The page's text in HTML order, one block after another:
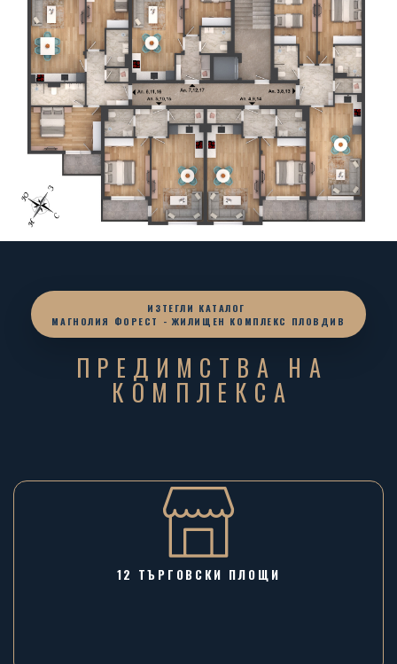
ИЗТЕГЛИ КАТАЛОГ
МАГНОЛИЯ ФОРЕСТ - ЖИЛИЩЕН КОМПЛЕКС ПЛОВДИВ
ПРЕДИМСТВА НА
КОМПЛЕКСА
12 ТЪРГОВСКИ ПЛОЩИ